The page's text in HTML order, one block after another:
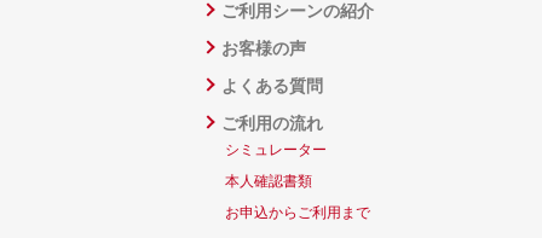
ご利用シーンの紹介
お客様の声
よくある質問
ご利用の流れ
シミュレーター
本人確認書類
お申込からご利用まで